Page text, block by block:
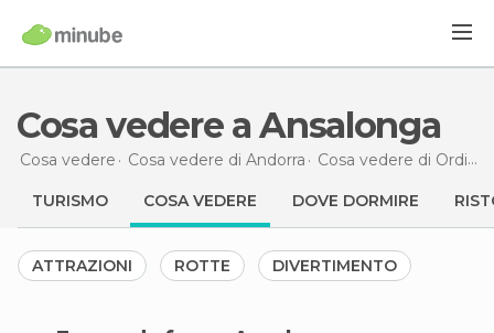
Cosa vedere a Ansalonga
Cosa vedere Cosa vedere di Andorra Cosa vedere di Ordino
TURISMO COSA VEDERE DOVE DORMIRE
ATTRAZIONI ROTTE DIVERTIMENTO